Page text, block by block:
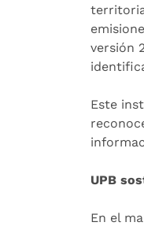
versión
Este
UPB
En el